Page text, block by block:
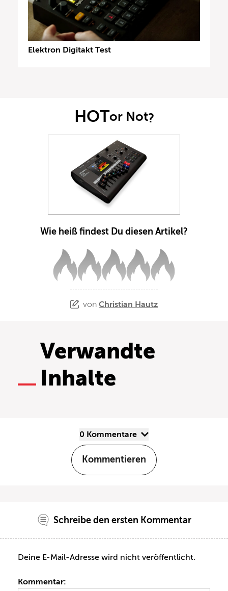
Elektron Digitakt Test
HOTor Not?
Wie heiß findest Du diesen Artikel?
von Christian Hautz
Verwandte
Inhalte
0 Kommentare
Kommentieren
Schreibe den ersten Kommentar
Deine E-Mail-Adresse wird nicht veröffentlicht.
Kommentar: